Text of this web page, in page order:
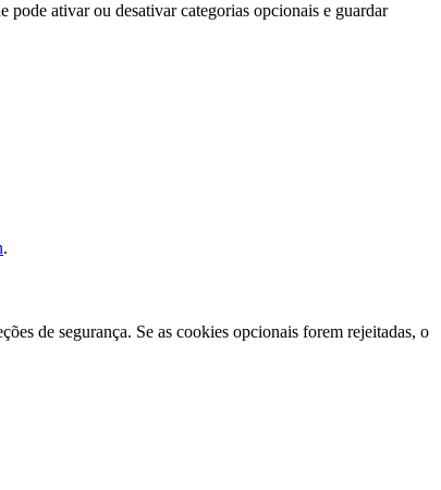
pode ativar ou desativar categorias opcionais e guardar
.
de segurança. Se as cookies opcionais forem rejeitadas, o